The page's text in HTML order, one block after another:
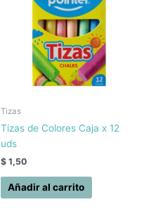
Tizas
Tizas de Colores Caja x 12
uds
$ 1,50
Añadir al carrito